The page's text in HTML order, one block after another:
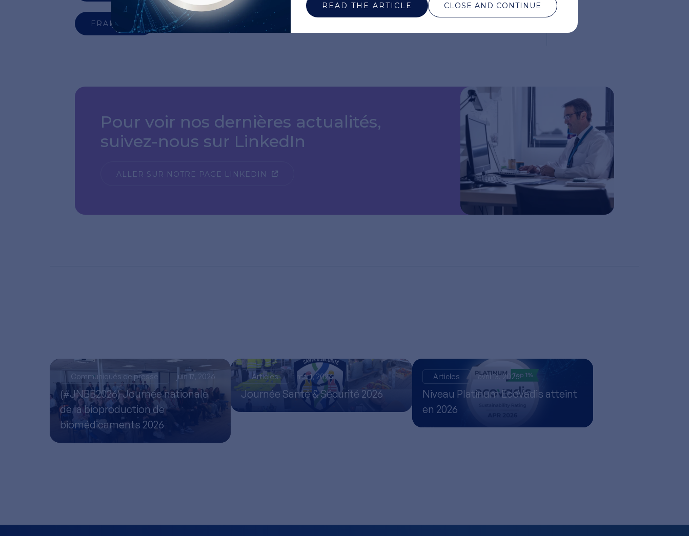
READ THE ARTICLE CLOSE AND CONTINUE
FRANÇAIS
Pour voir nos dernières actualités,
suivez-nous sur LinkedIn
ALLER SUR NOTRE PAGE LINKEDIN
Communiqués de presse juin 17, 2026
(#JNBB2026) Journée nationale
de la bioproduction de
biomédicaments 2026
Articles mai 1, 2026
Journée Santé & Sécurité 2026
Articles avril 13, 2026
Niveau Platinum EcoVadis atteint
en 2026